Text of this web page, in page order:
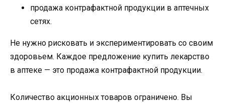
продажа контрафактной продукции в аптечных
сетях.
Не нужно рисковать и экспериментировать со своим
здоровьем. Каждое предложение купить лекарство
в аптеке — это продажа контрафактной продукции.
Количество акционных товаров ограничено. Вы